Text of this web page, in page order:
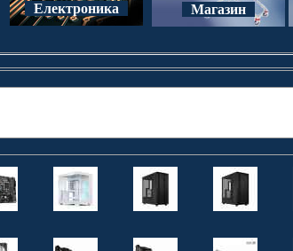
Електроника Магазин